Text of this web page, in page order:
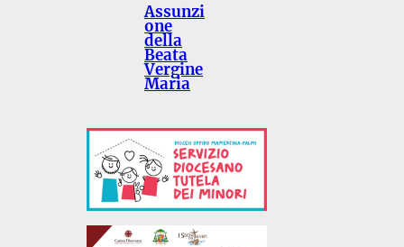
Assunzi
one
della
Beata
Vergine
Maria